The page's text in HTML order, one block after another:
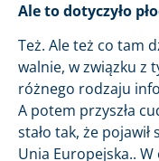
Ale to dotyczyło
Też. Ale też co tam
walnie, w związku z
różnego rodzaju
A potem przyszła
stało tak, że
Unia Europejska..